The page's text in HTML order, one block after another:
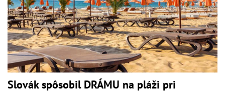
Slovák spôsobil DRÁMU na pláži pri